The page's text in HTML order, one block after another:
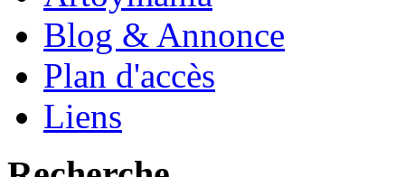
Blog & Annonce
Plan d'accès
Liens